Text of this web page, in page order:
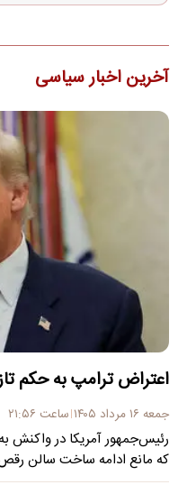
آخرین اخبار سیاسی
اعتراض ترامپ به حکم
جمعه ۱۶ مرداد ۱۴۰۵ ساعت ۲۱:۵۶
رئیس‌جمهور آمریکا در واکنش
که مانع ادامه ساخت سالن رقص ۴۰۰ میلیون دلاری در